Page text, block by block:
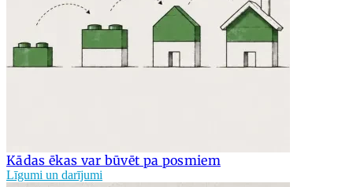
Kādas ēkas var būvēt pa posmiem
Līgumi un darījumi